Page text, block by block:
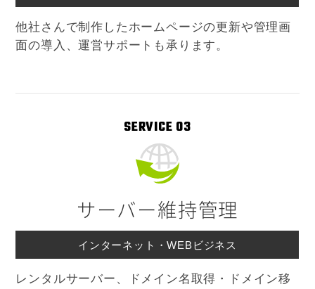
他社さんで制作したホームページの更新や管理画
面の導入、運営サポートも承ります。
SERVICE 03
サーバー維持管理
インターネット・WEBビジネス
レンタルサーバー、ドメイン名取得・ドメイン移